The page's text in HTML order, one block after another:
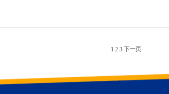
1 2 3 下一页